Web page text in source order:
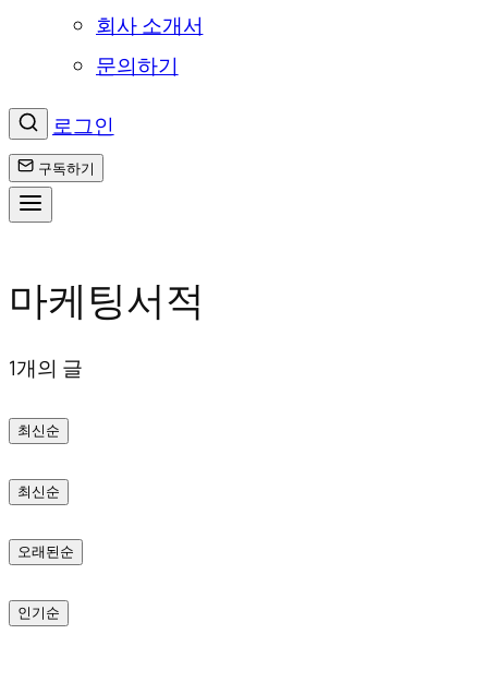
회사 소개서
문의하기
로그인
구독하기
텐
로
로
가
마케팅서적
1개의 글
최신순
최신순
오래된순
인기순